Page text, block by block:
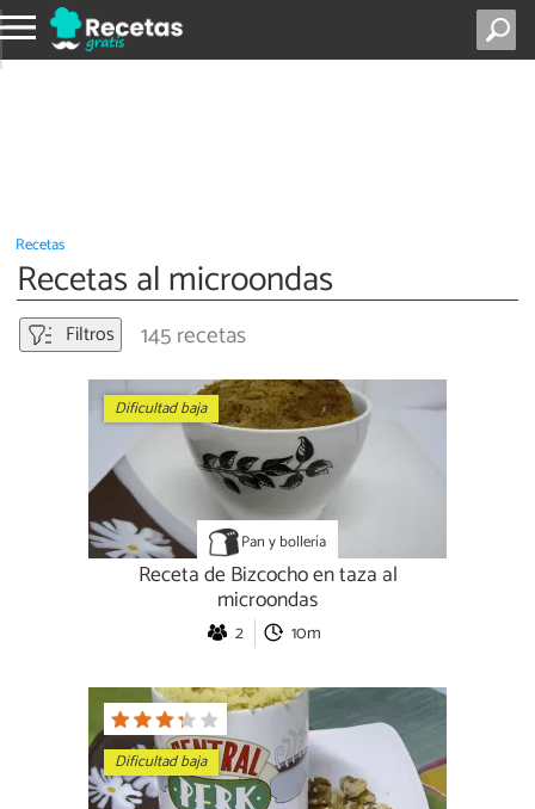
Recetas
Recetas al microondas
Filtros 145 recetas
Dificultad baja
Pan y bollería
Receta de Bizcocho en taza al
microondas
2 10m
Dificultad baja